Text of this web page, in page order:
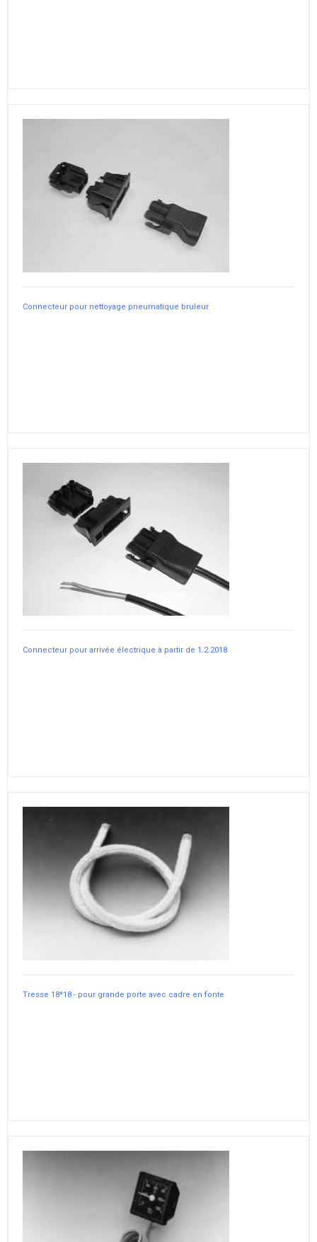
Connecteur pour nettoyage pneumatique bruleur
Connecteur pour arrivée électrique à partir de 1.2.2018
Tresse 18*18 - pour grande porte avec cadre en fonte